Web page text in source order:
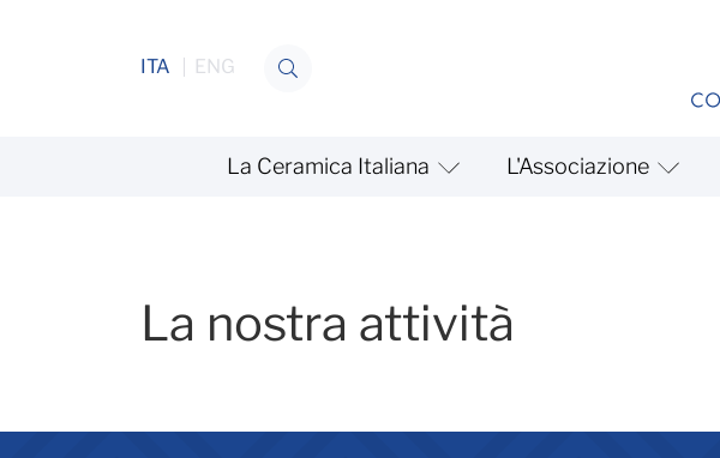
ITA ENG
La Ceramica Italiana L'Associazione
La nostra attività